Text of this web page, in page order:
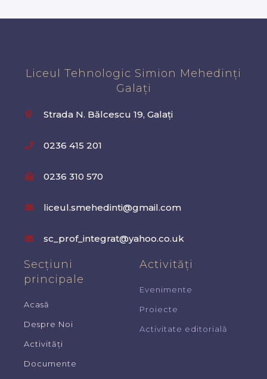
Liceul Tehnologic Simion Mehedinți
Galați
Strada N. Bălcescu 19, Galați
0236 415 201
0236 310 570
liceul.smehedinti@gmail.com
sc_prof_integrat@yahoo.co.uk
Secțiuni
principale
Acasă
Despre Noi
Activități
Documente
Activități
Evenimente
Proiecte
Activitate editorială